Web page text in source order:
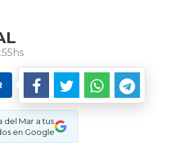
del Mar a tus
en Google